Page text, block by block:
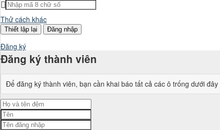
Thử cách khác
Đăng nhập
Đăng ký
Đăng ký thành viên
Để đăng ký thành viên, bạn cần khai báo tất cả các ô trống dưới đây